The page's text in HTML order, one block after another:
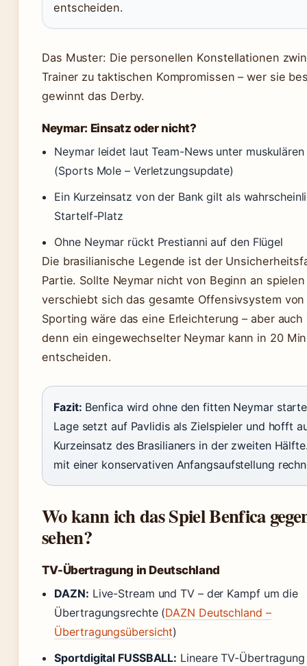
entscheiden.
Das Muster: Die personellen Konstellationen
Trainer zu taktischen Kompromissen – wer sie
gewinnt das Derby.
Neymar: Einsatz oder nicht?
Neymar leidet laut Team-News unter
(Sports Mole – Verletzungsupdate)
Ein Kurzeinsatz von der Bank gilt als
Startelf-Platz
Ohne Neymar rückt Prestianni auf den Flügel
Die brasilianische Legende ist der
Partie. Sollte Neymar nicht von Beginn an
verschiebt sich das gesamte Offensivsystem von
Sporting wäre das eine Erleichterung – aber auch
denn ein eingewechselter Neymar kann in 20
entscheiden.
Fazit: Benfica wird ohne den fitten Neymar
Lage setzt auf Pavlidis als Zielspieler und hofft
Kurzeinsatz des Brasilianers in der zweiten
mit einer konservativen Anfangsaufstellung
Wo kann ich das Spiel Benfica
sehen?
TV-Übertragung in Deutschland
DAZN: Live-Stream und TV – der Kampf um die
Übertragungsrechte (DAZN Deutschland –
Übertragungsübersicht)
Sportdigital FUSSBALL: Lineare TV-